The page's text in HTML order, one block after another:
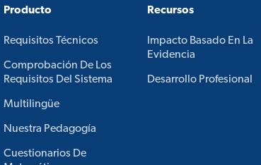
Producto
Requisitos Técnicos
Comprobación De Los
Requisitos Del Sistema
Multilingüe
Nuestra Pedagogía
Cuestionarios De
Recursos
Impacto Basado En La
Evidencia
Desarrollo Profesional